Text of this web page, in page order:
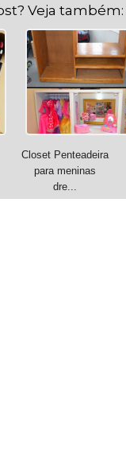
Veja também:
Closet Penteadeira
para meninas
dre...